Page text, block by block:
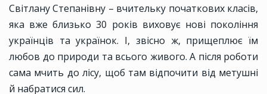
Світлану Степанівну – вчительку початкових класів,
яка вже близько 30 років виховує нові покоління
українців та українок. І, звісно ж, прищеплює їм
любов до природи та всього живого. А після роботи
сама мчить до лісу, щоб там відпочити від метушні
й набратися сил.